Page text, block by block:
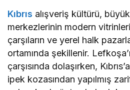
Kıbrıs alışveriş kültürü,
merkezlerinin modern
çarşıların ve yerel halk
ortamında şekillenir.
çarşısında dolaşırken,
ipek kozasından yapılmış